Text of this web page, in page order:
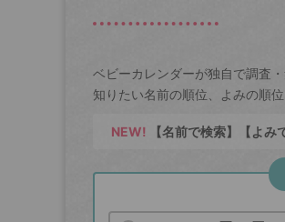
ベビーカレンダーが独自で調査
知りたい名前の順位、よみの順
NEW! 【名前で検索】【よみ